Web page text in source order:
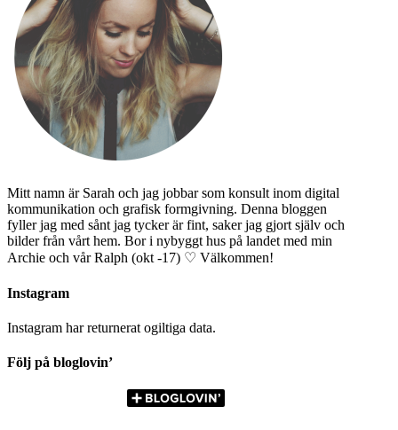
Mitt namn är Sarah och jag jobbar som konsult inom digital
kommunikation och grafisk formgivning. Denna bloggen
fyller jag med sånt jag tycker är fint, saker jag gjort själv och
bilder från vårt hem. Bor i nybyggt hus på landet med min
Archie och vår Ralph (okt -17) ♡ Välkommen!
Instagram
Instagram har returnerat ogiltiga data.
Följ på bloglovin’